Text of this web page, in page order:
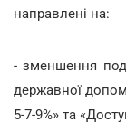
направлені на:
- зменшення
державної
5-7-9%» та